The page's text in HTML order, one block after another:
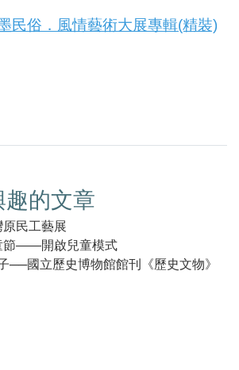
民俗．風情藝術大展專輯(精裝)
的文章
民工藝展
節——開啟兒童模式
──國立歷史博物館館刊《歷史文物》